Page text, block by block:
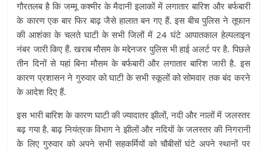
गौरतलब है कि जम्मू कश्मीर के मैदानी इलाकों में लगातार बारिश और बर्फबारी
के कारण एक बार फिर बाढ़ जैसे हालात बन गए हैं. इस बीच पुलिस ने तूफान
की आशंका के चलते घाटी के सभी जिलों में 24 घंटे आपातकाल हेल्पलाइन
नंबर जारी किए हैं. खराब मौसम के मद्देनजर पुलिस भी हाई अलर्ट पर है. पिछले
तीन दिनों से यहां बिना मौसम के बर्फबारी और लगातार बारिश जारी है. इस
कारण प्रशासन ने गुरुवार को घाटी के सभी स्कूलों को सोमवार तक बंद करने
के आदेश दिए हैं.
इस भारी बारिश के कारण घाटी की ज्यादातर झीलों, नदी और नालों में जलस्तर
बढ़ गया है. बाढ़ नियंत्रक विभाग ने झीलों और नदियों के जलस्तर की निगरानी
के लिए गुरुवार को अपने सभी सहकर्मियों को चौबीसों घंटे अपने स्थानों पर